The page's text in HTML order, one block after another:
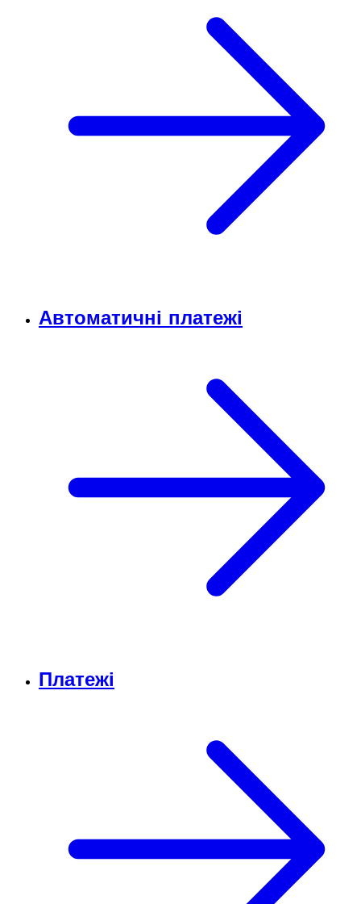
Автоматичні платежі
Платежі